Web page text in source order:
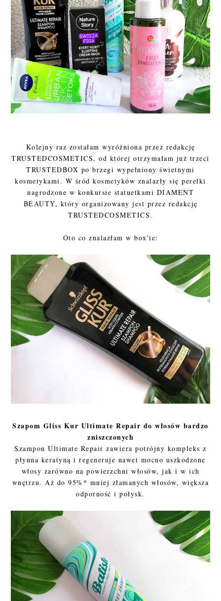
Kolejny raz zostałam wyróżniona przez redakcję
TRUSTEDCOSMETICS, od której otrzymałam już trzeci
TRUSTEDBOX po brzegi wypełniony świetnymi
kosmetykami. W śród kosmetyków znalazły się perełki
nagrodzone w konkursie statuetkami DIAMENT
BEAUTY, który organizowany jest przez redakcję
TRUSTEDCOSMETICS.
Oto co znalazłam w box'ie:
Szapom Gliss Kur Ultimate Repair do włosów bardzo
zniszczonych
Szampon Ultimate Repair zawiera potrójny kompleks z
płynna keratyną i regeneruje nawet mocno uszkodzone
włosy zarówno na powierzchni włosów, jak i w ich
wnętrzu. Aż do 95%* mniej złamanych włosów, większa
odporność i połysk.